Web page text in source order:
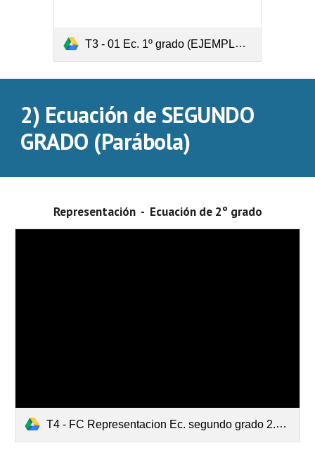
T3 - 01 Ec. 1º grado (EJEMPLO).pdf
2) Ecuación de SEGUNDO
GRADO (Parábola)
Representación  -  Ecuación de 2º grado
T4 - FC Representacion Ec. segundo grado 2.mp4